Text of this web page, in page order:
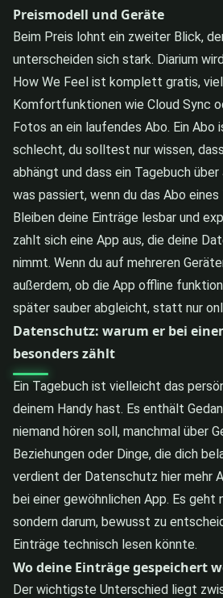
Preismodell und Geräte
Beim Preis lohnt ein zweiter Blick,
unterscheiden sich stark. Diarium
How We Feel ist komplett gratis,
Komfortfunktionen wie Cloud Sync
Fotos an ein laufendes Abo. Ein Abo
schlecht, du solltest nur wissen,
abhängt und dass ein Tagebuch
was passiert, wenn du das Abo
Bleiben deine Einträge lesbar und
zahlt sich eine App aus, die deine
nimmt. Wenn du auf mehreren
außerdem, ob die App offline
später sauber abgleicht, statt nur
Datenschutz: warum er bei
besonders zählt
Ein Tagebuch ist vielleicht das
deinem Handy hast. Es enthält
niemand hören soll, manchmal über
Beziehungen oder Dinge, die dich
verdient der Datenschutz hier mehr
bei einer gewöhnlichen App. Es geht
sondern darum, bewusst zu
Einträge technisch lesen könnte.
Wo deine Einträge gespeichert
Der wichtigste Unterschied liegt